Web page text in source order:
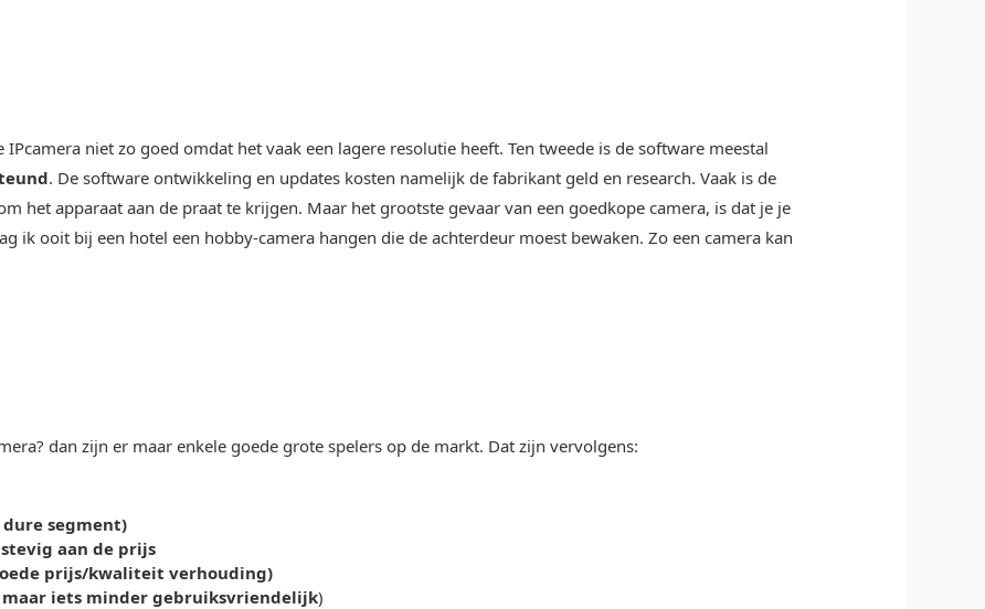
IPcamera niet zo goed omdat het vaak een lagere resolutie heeft. Ten tweede is de software meestal
. De software ontwikkeling en updates kosten namelijk de fabrikant geld en research.Vaak is de
het apparaat aan de praat te krijgen. Maar het grootste gevaar van een goedkope camera, is dat je je
ik ooit bij een hotel een hobby-camera hangen die de achterdeur moest bewaken. Zo een camera kan
dan zijn er maar enkele goede grote spelers op de markt. Dat zijn vervolgens:
segment)
aan de prijs
prijs/kwaliteit verhouding)
iets minder gebruiksvriendelijk)